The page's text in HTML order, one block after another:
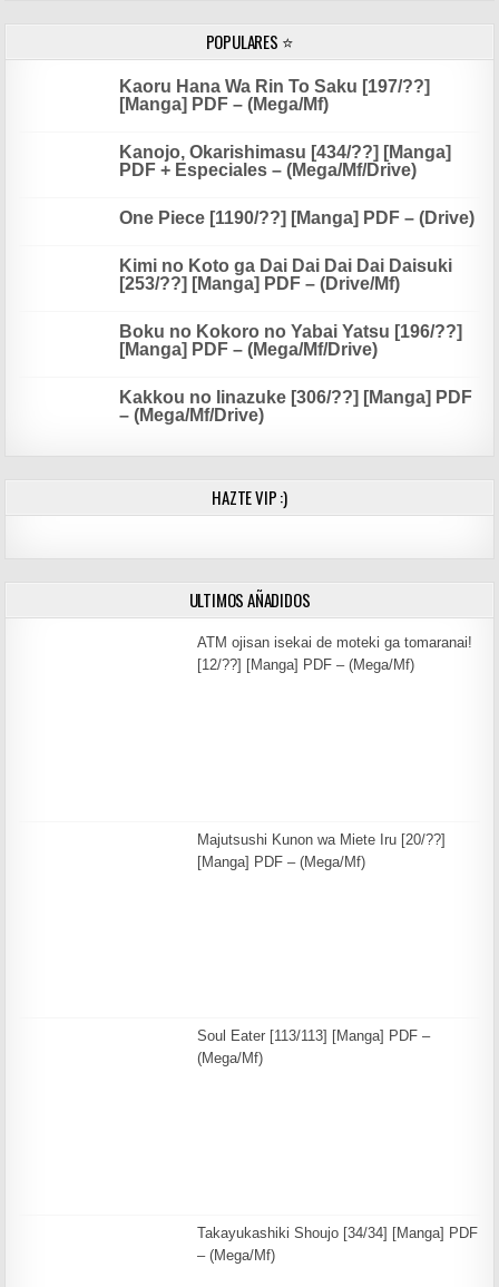
POPULARES ⭐
Kaoru Hana Wa Rin To Saku [197/??]
[Manga] PDF – (Mega/Mf)
Kanojo, Okarishimasu [434/??] [Manga]
PDF + Especiales – (Mega/Mf/Drive)
One Piece [1190/??] [Manga] PDF – (Drive)
Kimi no Koto ga Dai Dai Dai Dai Daisuki
[253/??] [Manga] PDF – (Drive/Mf)
Boku no Kokoro no Yabai Yatsu [196/??]
[Manga] PDF – (Mega/Mf/Drive)
Kakkou no Iinazuke [306/??] [Manga] PDF
– (Mega/Mf/Drive)
HAZTE VIP :)
ULTIMOS AÑADIDOS
ATM ojisan isekai de moteki ga tomaranai!
[12/??] [Manga] PDF – (Mega/Mf)
Majutsushi Kunon wa Miete Iru [20/??]
[Manga] PDF – (Mega/Mf)
Soul Eater [113/113] [Manga] PDF –
(Mega/Mf)
Takayukashiki Shoujo [34/34] [Manga] PDF
– (Mega/Mf)